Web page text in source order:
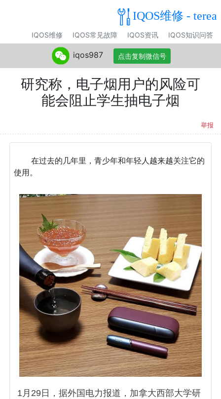
IQOS维修 - terea
IQOS维修 IQOS常见故障 IQOS资讯 IQOS知识问答
研究称，电子烟用户的风险可
能会阻止学生抽电子烟
举报
在过去的几年里，青少年和年轻人越来越关注它的
使用。
1月29日，据外国电力报道，加拿大西部大学研
iqos987 点击复制微信号